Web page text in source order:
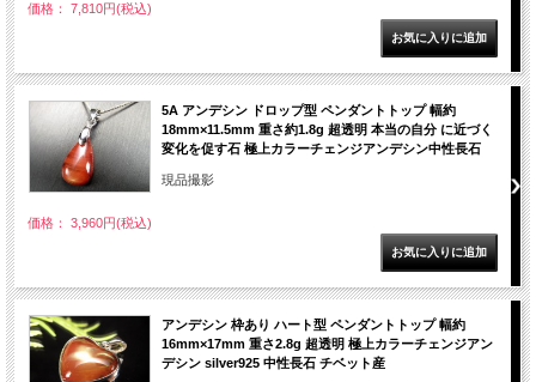
価格： 7,810円(税込)
5A アンデシン ドロップ型 ペンダントトップ 幅約
18mm×11.5mm 重さ約1.8g 超透明 本当の自分 に近づく
変化を促す石 極上カラーチェンジアンデシン中性長石
現品撮影
価格： 3,960円(税込)
アンデシン 枠あり ハート型 ペンダントトップ 幅約
16mm×17mm 重さ2.8g 超透明 極上カラーチェンジアン
デシン silver925 中性長石 チベット産